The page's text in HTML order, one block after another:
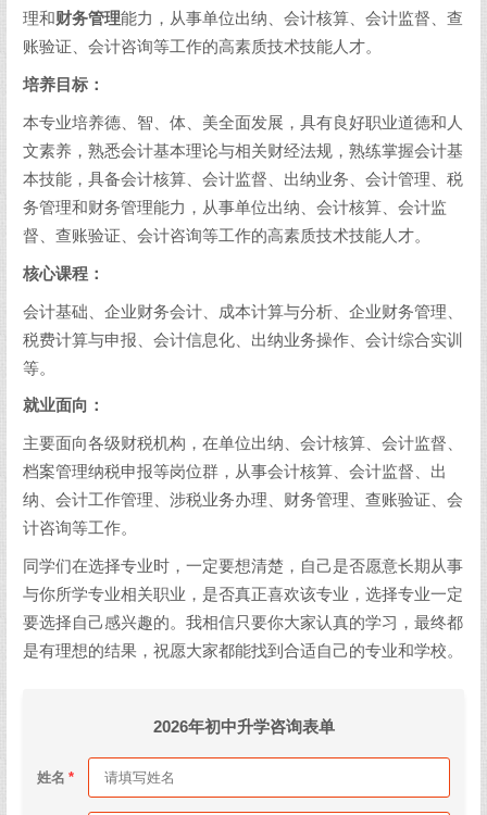
理和财务管理能力，从事单位出纳、会计核算、会计监督、查
账验证、会计咨询等工作的高素质技术技能人才。
培养目标：
本专业培养德、智、体、美全面发展，具有良好职业道德和人
文素养，熟悉会计基本理论与相关财经法规，熟练掌握会计基
本技能，具备会计核算、会计监督、出纳业务、会计管理、税
务管理和财务管理能力，从事单位出纳、会计核算、会计监
督、查账验证、会计咨询等工作的高素质技术技能人才。
核心课程：
会计基础、企业财务会计、成本计算与分析、企业财务管理、
税费计算与申报、会计信息化、出纳业务操作、会计综合实训
等。
就业面向：
主要面向各级财税机构，在单位出纳、会计核算、会计监督、
档案管理纳税申报等岗位群，从事会计核算、会计监督、出
纳、会计工作管理、涉税业务办理、财务管理、查账验证、会
计咨询等工作。
同学们在选择专业时，一定要想清楚，自己是否愿意长期从事
与你所学专业相关职业，是否真正喜欢该专业，选择专业一定
要选择自己感兴趣的。我相信只要你大家认真的学习，最终都
是有理想的结果，祝愿大家都能找到合适自己的专业和学校。
2026年初中升学咨询表单
姓名